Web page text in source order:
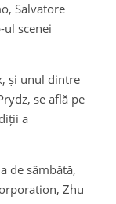
Salvatore
ul scenei
și unul dintre
se află pe
a
de sâmbătă,
Zhu